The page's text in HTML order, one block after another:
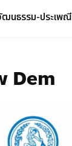
ฒนธรรม-ประเพณี
Dem